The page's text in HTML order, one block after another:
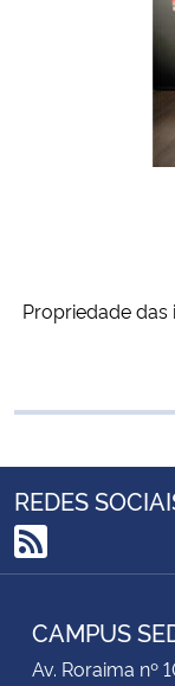
Propriedade das
REDES
RSS
CAMPUS
Av. Roraima nº